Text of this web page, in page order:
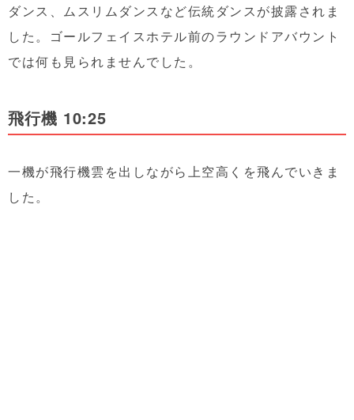
ダンス、ムスリムダンスなど伝統ダンスが披露されま
した。ゴールフェイスホテル前のラウンドアバウント
では何も見られませんでした。
飛行機 10:25
一機が飛行機雲を出しながら上空高くを飛んでいきま
した。